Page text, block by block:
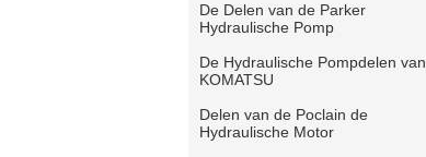
De Delen van de Parker
Hydraulische Pomp
De Hydraulische Pompdelen van
KOMATSU
Delen van de Poclain de
Hydraulische Motor